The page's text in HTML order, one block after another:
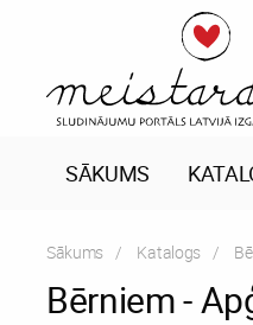
SĀKUMS
Sākums Katalogs
Bērniem -